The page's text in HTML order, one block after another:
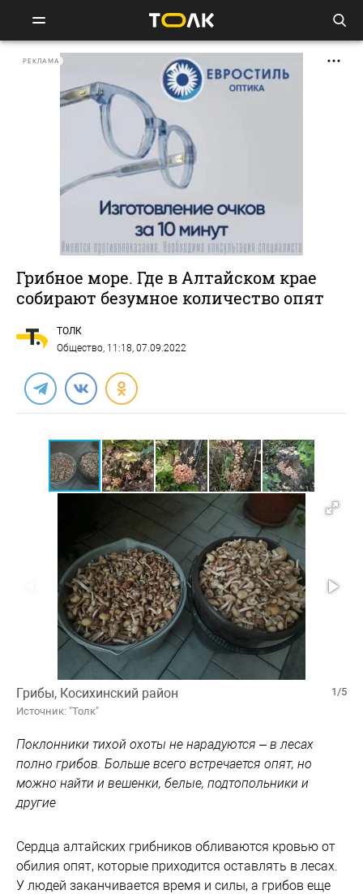
РЕКЛАМА
Грибное море. Где в Алтайском крае
собирают безумное количество опят
ТОЛК
Общество, 11:18, 07.09.2022
1/5
Грибы, Косихинский район
Источник: "Толк"
Поклонники тихой охоты не нарадуются – в лесах
полно грибов. Больше всего встречается опят, но
можно найти и вешенки, белые, подтопольники и
другие
Сердца алтайских грибников обливаются кровью от
обилия опят, которые приходится оставлять в лесах.
У людей заканчивается время и силы, а грибов еще